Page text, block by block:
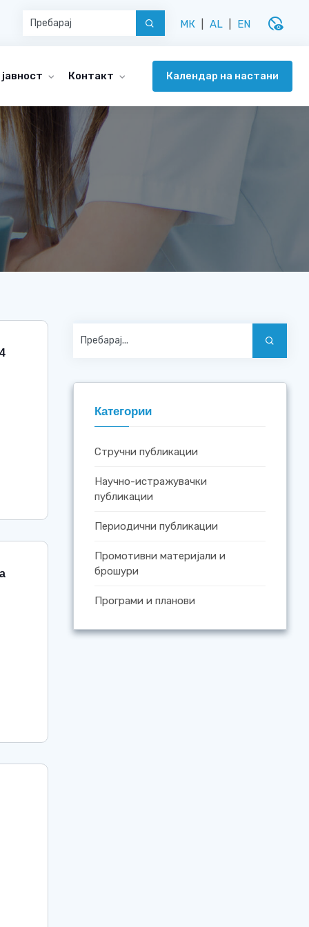
МК AL EN disabled_visible
Контакт Календар на настани
Категории
Стручни публикации
Научно-истражувачки
публикации
Периодични публикации
Промотивни материјали и
брошури
Програми и планови